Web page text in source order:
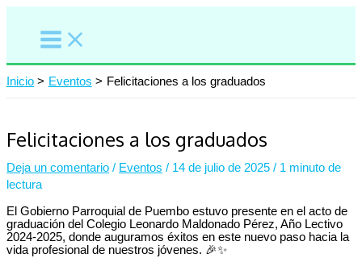
contenido
Inicio Eventos Felicitaciones a los graduados
Felicitaciones a los graduados
Deja un comentario / Eventos / 14 de julio de 2025 / 1 minuto de
lectura
El Gobierno Parroquial de Puembo estuvo presente en el acto de
graduación del Colegio Leonardo Maldonado Pérez, Año Lectivo
2024-2025, donde auguramos éxitos en este nuevo paso hacia la
vida profesional de nuestros jóvenes. 🎉✨